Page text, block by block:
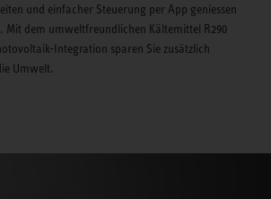
und einfacher Steuerung per App geniessen
Mit dem umweltfreundlichen Kältemittel R290
Integration sparen Sie zusätzlich
Umwelt.